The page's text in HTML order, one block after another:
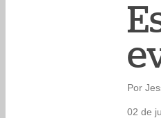
Por
02 de